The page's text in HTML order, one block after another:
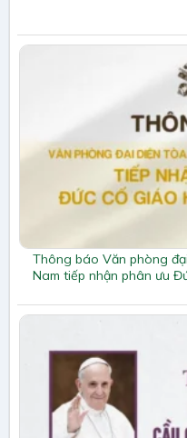
Thông báo Văn phòng
Nam tiếp nhận phân ưu